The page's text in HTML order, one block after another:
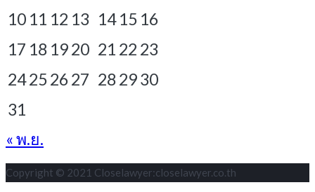
10 11 12 13 14 15 16
17 18 1920 21 22 23
2425 26 27 28 2930
31
« พ.ย.
Copyright © 2021 Closelawyer:closelawyer.co.th